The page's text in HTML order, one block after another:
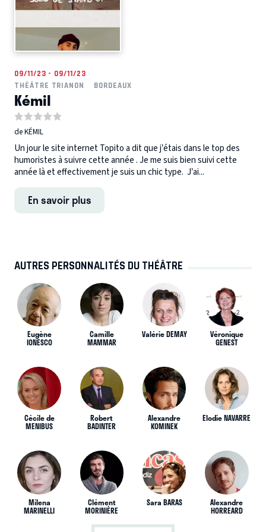
09/11/23 - 09/11/23
THÉÂTRE TRIANON
BORDEAUX
Kémil
de KÉMIL
Un jour le site internet Topito a dit que j’étais dans le top des
humoristes à suivre cette année . Je me suis bien suivi cette
année là et effectivement je suis un chic type. J’ai...
En savoir plus
AUTRES PERSONNALITÉS DU THÉÂTRE
Eugène
IONESCO
Camille
MAMMAR
Valérie DEMAY Véronique
GENEST
Cécile de
MENIBUS
Robert
BADINTER
Alexandre
KOMINEK
Elodie NAVARRE
Milena
MARINELLI
Clément
MORINIÈRE
Sara BARAS Alexandre
HORREARD